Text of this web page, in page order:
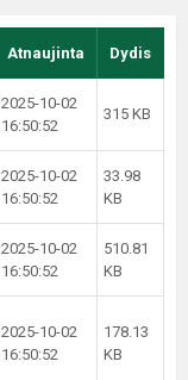
Atnaujinta Dydis
2025-10-02
16:50:52
315 KB
2025-10-02
16:50:52
33.98
KB
2025-10-02
16:50:52
510.81
KB
2025-10-02
16:50:52
178.13
KB